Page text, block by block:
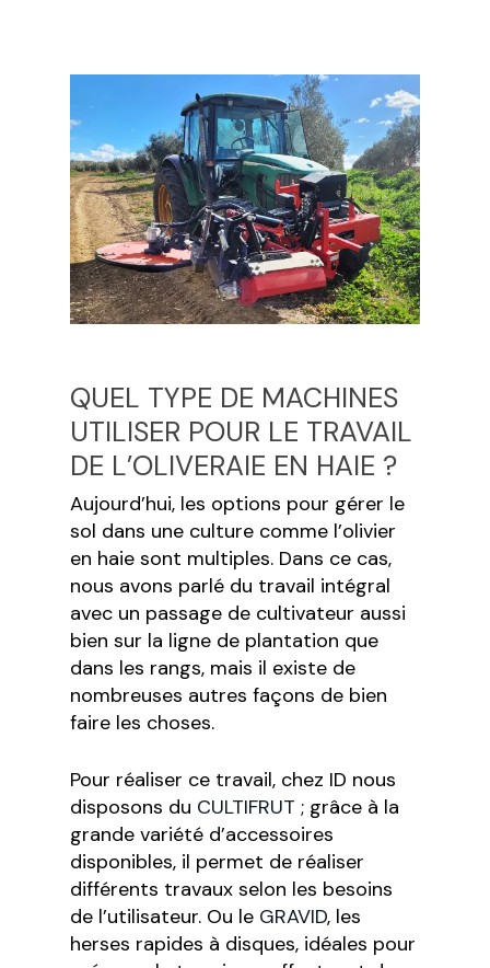
QUEL TYPE DE MACHINES
UTILISER POUR LE TRAVAIL
DE L’OLIVERAIE EN HAIE ?
Aujourd’hui, les options pour gérer le
sol dans une culture comme l’olivier
en haie sont multiples. Dans ce cas,
nous avons parlé du travail intégral
avec un passage de cultivateur aussi
bien sur la ligne de plantation que
dans les rangs, mais il existe de
nombreuses autres façons de bien
faire les choses.
Pour réaliser ce travail, chez ID nous
disposons du CULTIFRUT ; grâce à la
grande variété d’accessoires
disponibles, il permet de réaliser
différents travaux selon les besoins
de l’utilisateur. Ou le GRAVID, les
herses rapides à disques, idéales pour